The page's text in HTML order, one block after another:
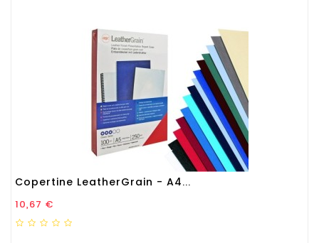
Copertine LeatherGrain - A4...
Prezzo
10,67 €